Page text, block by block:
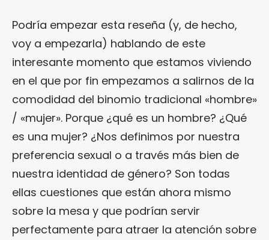
Podría empezar esta reseña (y, de hecho,
voy a empezarla) hablando de este
interesante momento que estamos viviendo
en el que por fin empezamos a salirnos de la
comodidad del binomio tradicional «hombre»
/ «mujer». Porque ¿qué es un hombre? ¿Qué
es una mujer? ¿Nos definimos por nuestra
preferencia sexual o a través más bien de
nuestra identidad de género? Son todas
ellas cuestiones que están ahora mismo
sobre la mesa y que podrían servir
perfectamente para atraer la atención sobre